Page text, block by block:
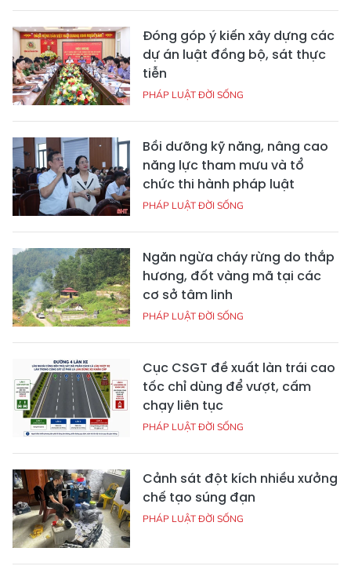
Đóng góp ý kiến xây dựng các
dự án luật đồng bộ, sát thực
tiễn
PHÁP LUẬT ĐỜI SỐNG
Bồi dưỡng kỹ năng, nâng cao
năng lực tham mưu và tổ
chức thi hành pháp luật
PHÁP LUẬT ĐỜI SỐNG
Ngăn ngừa cháy rừng do thắp
hương, đốt vàng mã tại các
cơ sở tâm linh
PHÁP LUẬT ĐỜI SỐNG
Cục CSGT đề xuất làn trái cao
tốc chỉ dùng để vượt, cấm
chạy liên tục
PHÁP LUẬT ĐỜI SỐNG
Cảnh sát đột kích nhiều xưởng
chế tạo súng đạn
PHÁP LUẬT ĐỜI SỐNG